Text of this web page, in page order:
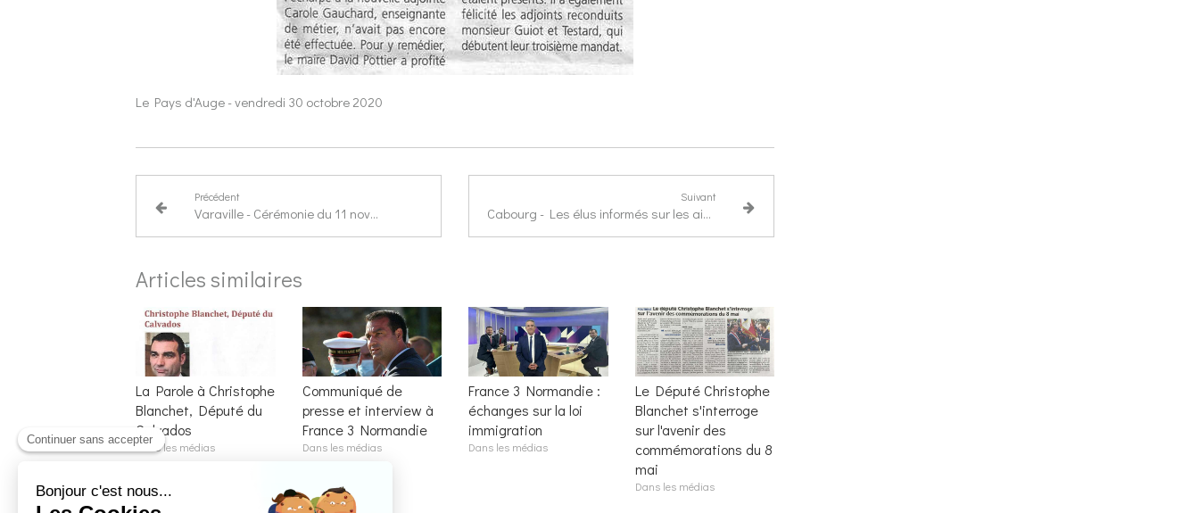
Le Pays d'Auge - vendredi 30 octobre 2020
Précédent
Varaville - Cérémonie du 11 novembre
Suivant
Cabourg - Les élus informés sur les aides aux entreprises
Articles similaires
La Parole à Christophe
Blanchet, Député du
Calvados
Dans les médias
Communiqué de
presse et interview à
France 3 Normandie
Dans les médias
France 3 Normandie :
échanges sur la loi
immigration
Dans les médias
Le Député Christophe
Blanchet s'interroge
sur l'avenir des
commémorations du 8
mai
Dans les médias